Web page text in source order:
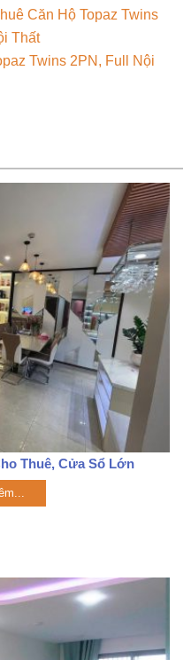
Căn Hộ Topaz Twins
Thất
Twins 2PN, Full Nội
Thuê, Cửa Sổ Lớn